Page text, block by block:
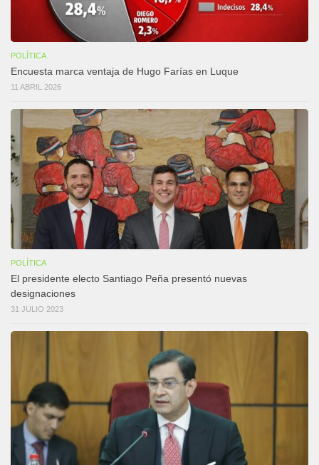
POLÍTICA
Encuesta marca ventaja de Hugo Farías en Luque
11 ABRIL 2026
POLÍTICA
El presidente electo Santiago Peña presentó nuevas
designaciones
31 JULIO 2023